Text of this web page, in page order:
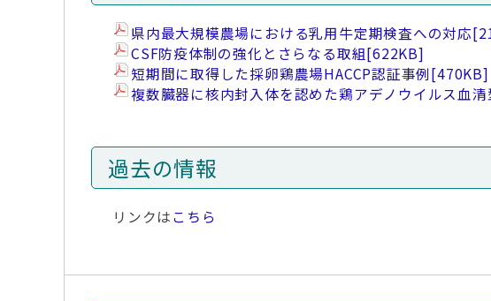
県内最大規模農場における乳用牛定期検査への対応
CSF防疫体制の強化とさらなる取組[622KB]
短期間に取得した採卵鶏農場HACCP認証事例[470KB]
複数臓器に核内封入体を認めた鶏アデノウイルス血
過去の情報
リンクはこちら